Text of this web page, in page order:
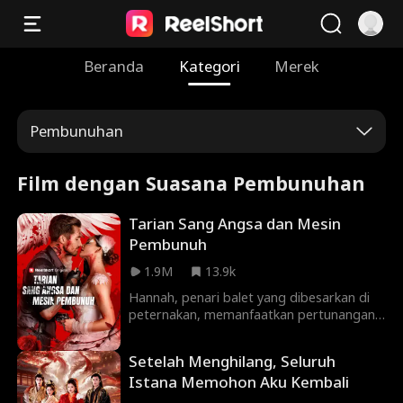
Beranda Kategori Merek
Pembunuhan
Film dengan Suasana Pembunuhan
Tarian Sang Angsa dan Mesin
Pembunuh
1.9M
13.9k
Hannah, penari balet yang dibesarkan di
peternakan, memanfaatkan pertunangan
diganggu oleh Jack, pembunuh bayaran
tampan, yang memaksa Hannah untuk
Setelah Menghilang, Seluruh
Istana Memohon Aku Kembali